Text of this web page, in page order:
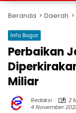
Beranda Daerah
Info Bogor
Perbaikan
Miliar
Redaksi
2
4 November